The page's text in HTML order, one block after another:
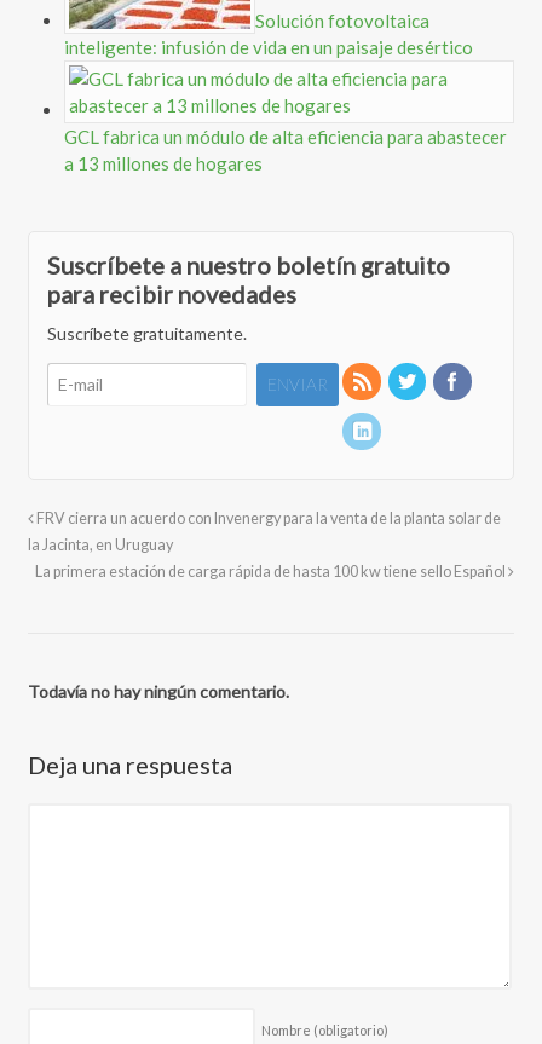
Solución fotovoltaica
inteligente: infusión de vida en un paisaje desértico
GCL fabrica un módulo de alta eficiencia para abastecer
a 13 millones de hogares
Suscríbete a nuestro boletín gratuito
para recibir novedades
Suscríbete gratuitamente.
FRV cierra un acuerdo con Invenergy para la venta de la planta solar de
la Jacinta, en Uruguay
La primera estación de carga rápida de hasta 100 kw tiene sello Español
Todavía no hay ningún comentario.
Deja una respuesta
Nombre (obligatorio)